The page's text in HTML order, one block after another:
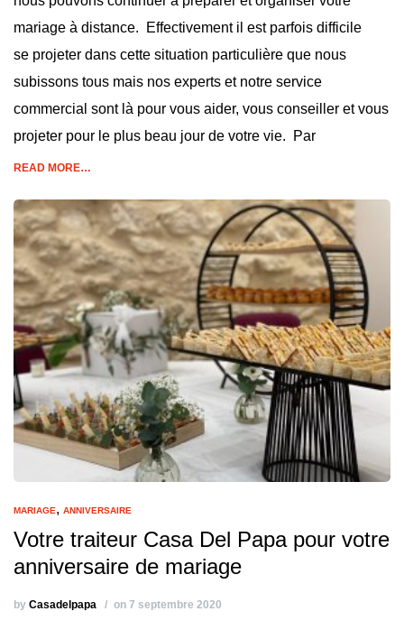
mariage à distance. Effectivement il est parfois difficile
se projeter dans cette situation particulière que nous
subissons tous mais nos experts et notre service
commercial sont là pour vous aider, vous conseiller et vous
projeter pour le plus beau jour de votre vie. Par
READ MORE…
MARIAGE, ANNIVERSAIRE
Votre traiteur Casa Del Papa pour votre
anniversaire de mariage
by Casadelpapa on 7 septembre 2020